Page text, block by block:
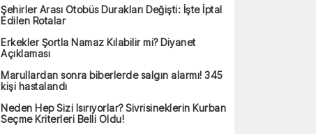
Şehirler Arası Otobüs Durakları Değişti: İşte İptal
Edilen Rotalar
Erkekler Şortla Namaz Kılabilir mi? Diyanet
Açıklaması
Marullardan sonra biberlerde salgın alarmı! 345
kişi hastalandı
Neden Hep Sizi Isırıyorlar? Sivrisineklerin Kurban
Seçme Kriterleri Belli Oldu!